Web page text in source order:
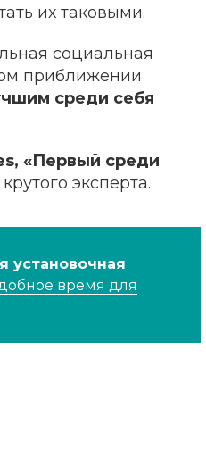
их таковыми.
социальная
приближении
среди себя
«Первый среди
эксперта.
установочная
время для